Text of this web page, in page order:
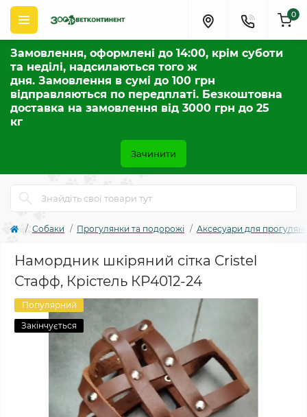
Замовлення, оформлені до 14:00, крім суботи
та неділі, надсилаються того ж
дня. Замовлення в сумі до 100 грн
відправляються по передплаті. Безкоштовна
доставка на замовлення від 3000 грн до 25
кг
Зачинити
0
Собаки Прогулянки та подорожі Аксесуари для
Намордник шкіряний сітка Cristel
Стафф, Крістель КР4012-24
Популярний
Закінчується